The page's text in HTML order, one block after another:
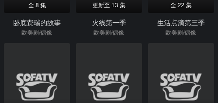
全 8 集
卧底费瑞的故事
欧美剧/偶像
更新至 13 集
火线第一季
欧美剧/偶像
全 22 集
生活点滴第三季
欧美剧/偶像